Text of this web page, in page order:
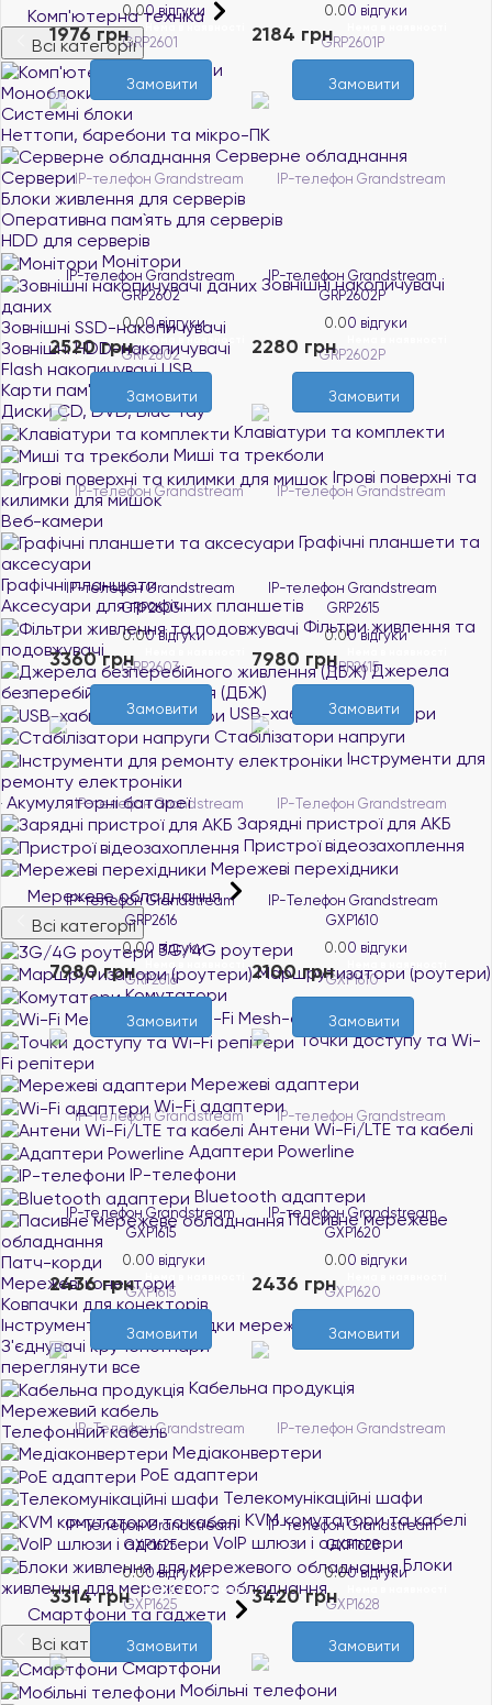
Комп'ютерна техніка
Всі категорії
Комп'ютери
Моноблоки
Системні блоки
Неттопи, баребони та мікро-ПК
Серверне обладнання
Сервери
Блоки живлення для серверів
Оперативна пам`ять для серверів
HDD для серверів
Монітори
Зовнішні накопичувачі
даних
Зовнішні SSD-накопичувачі
Зовнішні HDD-накопичувачі
Flash накопичувачі USB
Карти пам'яті
Диски CD, DVD, Blue-ray
Клавіатури та комплекти
Миші та трекболи
Ігрові поверхні та
килимки для мишок
Веб-камери
Графічні планшети та
аксесуари
Графічні планшети
Аксесуари для графічних планшетів
Фільтри живлення та
подовжувачі
Джерела
безперебійного живлення (ДБЖ)
USB-хаби та кардрідери
Стабілізатори напруги
Інструменти для
ремонту електроніки
Акумуляторні батареї
Зарядні пристрої для АКБ
Пристрої відеозахоплення
Мережеві перехідники
Мережеве обладнання
Всі категорії
3G/4G роутери
Маршрутизатори (роутери)
Комутатори
Wi-Fi Mesh-системи
Точки доступу та Wi-
Fi репітери
Мережеві адаптери
Wi-Fi адаптери
Антени Wi-Fi/LTE та кабелі
Адаптери Powerline
IP-телефони
Bluetooth адаптери
Пасивне мережеве
обладнання
Патч-корди
Мережеві конектори
Ковпачки для конекторів
Інструменти для прокладки мереж
З'єднувачі крученої пари
переглянути все
Кабельна продукція
Мережевий кабель
Телефонний кабель
Медіаконвертери
PoE адаптери
Телекомунікаційні шафи
KVM комутатори та кабелі
VoIP шлюзи і адаптери
Блоки
живлення для мережевого обладнання
Смартфони та гаджети
Всі категорії
Смартфони
Мобільні телефони
0.00 відгуки
1976 грн
Замовити
0.00 відгуки
2184 грн
Замовити
IP-телефон Grandstream
GRP2602
0.00 відгуки
Нема в наявності
2520 грн
Замовити
IP-телефон Grandstream
GRP2602P
0.00 відгуки
2280 грн
Замовити
IP-телефон Grandstream
GRP2603
0.00 відгуки
3360 грн
Замовити
IP-телефон Grandstream
GRP2615
0.00 відгуки
7980 грн
Замовити
IP-телефон Grandstream
GRP2616
0.00 відгуки
Нема в наявності
7980 грн
Замовити
IP-Телефон Grandstream
GXP1610
0.00 відгуки
Нема в наявності
2100 грн
Замовити
IP-телефон Grandstream
GXP1615
0.00 відгуки
2436 грн
Замовити
IP-телефон Grandstream
GXP1620
0.00 відгуки
2436 грн
Замовити
IP-Телефон Grandstream
GXP1625
0.00 відгуки
Нема в наявності
3314 грн
Замовити
IP-телефон Grandstream
GXP1628
0.00 відгуки
3420 грн
Замовити